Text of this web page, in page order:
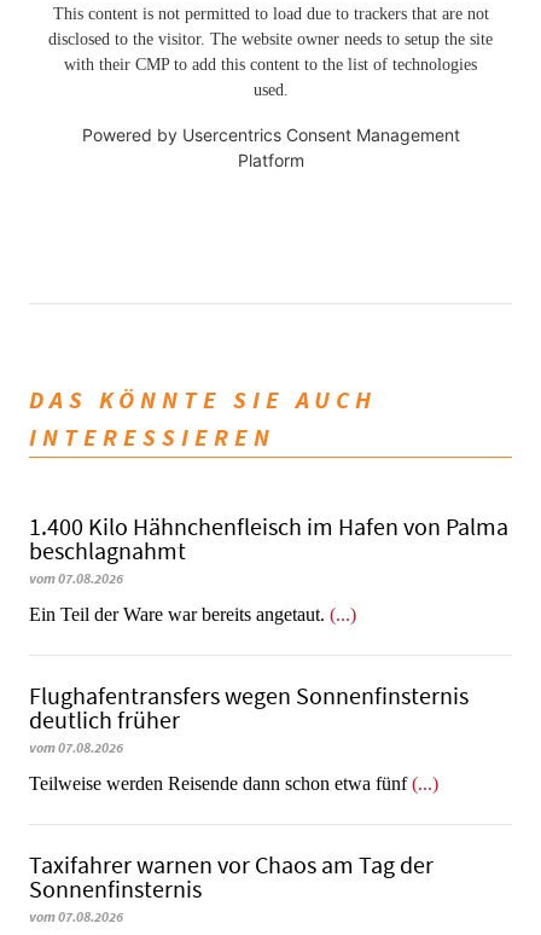
This content is not permitted to load due to trackers that are not
disclosed to the visitor. The website owner needs to setup the site
with their CMP to add this content to the list of technologies
used.
Powered by Usercentrics Consent Management
Platform
DAS KÖNNTE SIE AUCH
INTERESSIEREN
1.400 Kilo Hähnchenfleisch im Hafen von Palma
beschlagnahmt
vom 07.08.2026
​​​​​​​Ein Teil der Ware war bereits angetaut. (...)
Flughafentransfers wegen Sonnenfinsternis
deutlich früher
vom 07.08.2026
Teilweise werden Reisende dann schon etwa fünf(...)
Taxifahrer warnen vor Chaos am Tag der
Sonnenfinsternis
vom 07.08.2026